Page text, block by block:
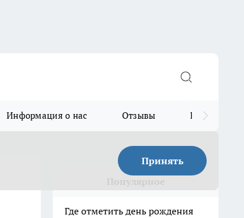
Информация о нас Отзывы Прайс для
Принять
Где отметить день рождения